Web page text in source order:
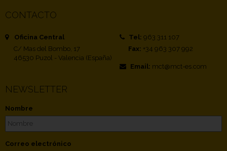
CONTACTO
Oficina Central
C/ Mas del Bombo, 17
46530 Puzol - Valencia (España)
Tel: 963 311 107
Fax: +34 963 307 992
Email: mct@mct-es.com
NEWSLETTER
Nombre
Correo electrónico